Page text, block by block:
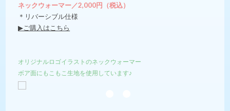
ネックウォーマー／2,000円（税込）
＊リバーシブル仕様
▶︎ご購入はこちら
オリジナルロゴイラストのネックウォーマー
ボア面にもこもこ生地を使用しています♪